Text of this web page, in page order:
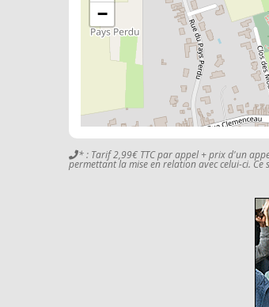
−
* : Tarif 2,99€ TTC par appel + prix d'un
permettant la mise en relation avec celui-ci.